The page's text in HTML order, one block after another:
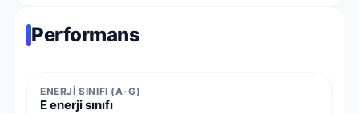
Performans
ENERJI SINIFI (A-G)
E enerji sınıfı